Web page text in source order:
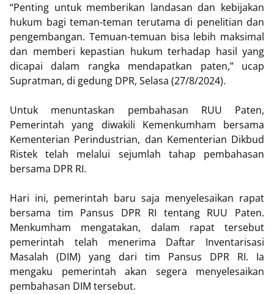
“Penting untuk memberikan landasan dan kebijakan
hukum bagi teman-teman terutama di penelitian dan
pengembangan. Temuan-temuan bisa lebih maksimal
dan memberi kepastian hukum terhadap hasil yang
dicapai dalam rangka mendapatkan paten,” ucap
Supratman, di gedung DPR, Selasa (27/8/2024).
Untuk menuntaskan pembahasan RUU Paten,
Pemerintah yang diwakili Kemenkumham bersama
Kementerian Perindustrian, dan Kementerian Dikbud
Ristek telah melalui sejumlah tahap pembahasan
bersama DPR RI.
Hari ini, pemerintah baru saja menyelesaikan rapat
bersama tim Pansus DPR RI tentang RUU Paten.
Menkumham mengatakan, dalam rapat tersebut
pemerintah telah menerima Daftar Inventarisasi
Masalah (DIM) yang dari tim Pansus DPR RI. Ia
mengaku pemerintah akan segera menyelesaikan
pembahasan DIM tersebut.